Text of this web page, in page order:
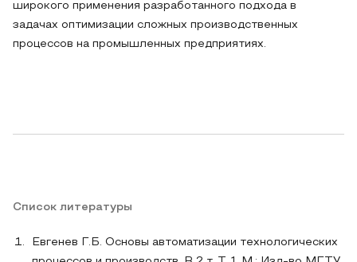
широкого применения разработанного подхода в
задачах оптимизации сложных производственных
процессов на промышленных предприятиях.
Список литературы
Евгенев Г.Б. Основы автоматизации технологических